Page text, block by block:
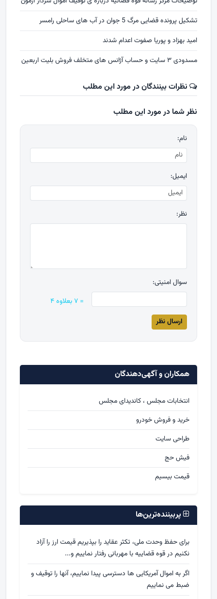
تشکیل پرونده قضایی مرگ 5 جوان در آب های ساحلی رامسر
امید بهزاد و پوریا صفوت اعدام شدند
مسدودی ۳ سایت و حساب آژانس های متخلف فروش بلیت اربعین
نظرات بینندگان در مورد این مطلب
نظر شما در مورد این مطلب
نام:
ایمیل:
نظر:
سوال امنیتی:
= ۷ بعلاوه ۴
همکاران و آگهی‌دهندگان
انتخابات مجلس ، کاندیدای مجلس
خرید و فروش خودرو
طراحی سایت
فیش حج
قیمت بیسیم
پربیننده‌ترین‌ها
برای حفظ وحدت ملی، تکثر عقاید را بپذیریم قیمت ارز را آزاد
نکنیم در قوه قضاییه با مهربانی رفتار نماییم و...
اگر به اموال آمریکایی ها دسترسی پیدا نماییم، آنها را توقیف و
ضبط می نماییم